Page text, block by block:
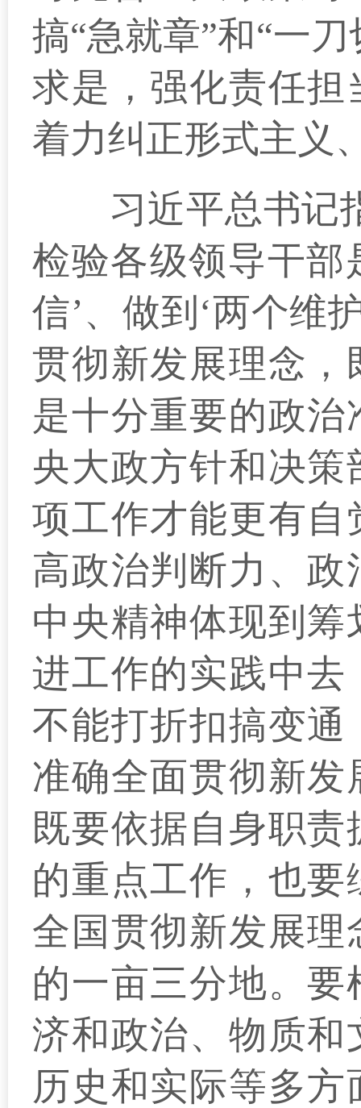
搞“急就章”和“一
求是，强化责任
着力纠正形式主义
习近平总书记指
检验各级领导干部
信’、做到‘两个维
贯彻新发展理念
是十分重要的政
央大政方针和决
项工作才能更有
高政治判断力、
中央精神体现到
进工作的实践中
不能打折扣搞变
准确全面贯彻新
既要依据自身职
的重点工作，也
全国贯彻新发展
的一亩三分地。
济和政治、物质
历史和实际等多